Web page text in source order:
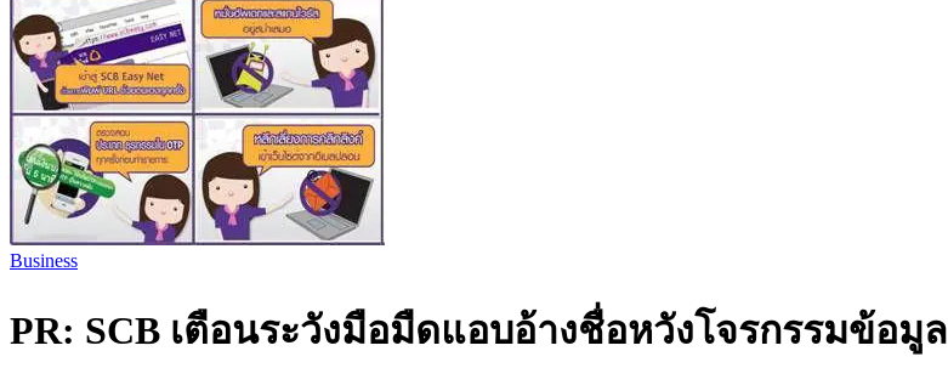
Business
PR: SCB เตือนระวังมือมืดแอบอ้างชื่อหวังโจรกรรมข้อมูล